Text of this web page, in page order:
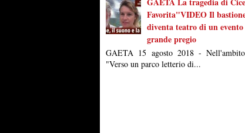
Favorita"VIDEO Il
diventa teatro di un
grande pregio
GAETA 15 agosto 2018 -
"Verso un parco letterio di...